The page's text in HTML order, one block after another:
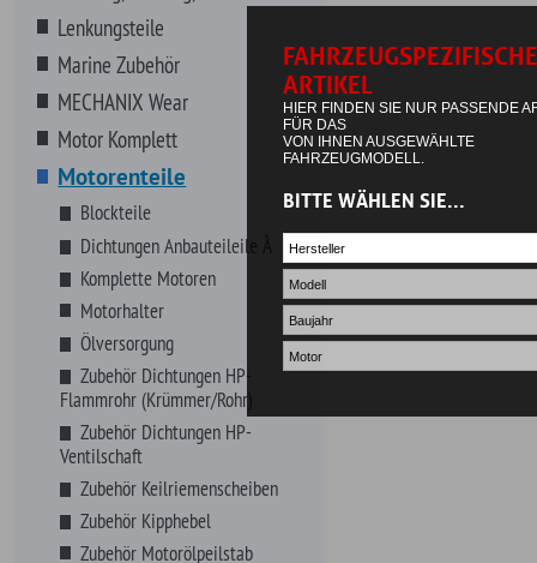
Komplette Motoren
Motorhalter
Ölversorgung
Zubehör Dichtungen HP-
Zubehör Dichtungen HP-
Ventilschaft
Zubehör Keilriemenscheiben
Zubehör Kipphebel
Zubehör Motorölpeilstab
Zubehör Ölwannen
Zubehör Ventildeckel
Zubehör Ventile
Zubehör Ventilfedern
Non-Automotive
NOS Systeme
Riemen, Schläuche, Wischer
Schmierstoffe
Schrauben, Fittings, Klips
Sortimente